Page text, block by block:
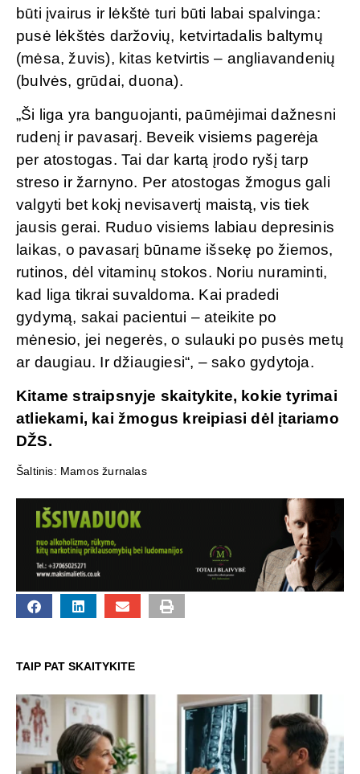
būti įvairus ir lėkštė turi būti labai spalvinga:
pusė lėkštės daržovių, ketvirtadalis baltymų
(mėsa, žuvis), kitas ketvirtis – angliavandenių
(bulvės, grūdai, duona).
„Ši liga yra banguojanti, paūmėjimai dažnesni
rudenį ir pavasarį. Beveik visiems pagerėja
per atostogas. Tai dar kartą įrodo ryšį tarp
streso ir žarnyno. Per atostogas žmogus gali
valgyti bet kokį nevisavertį maistą, vis tiek
jausis gerai. Ruduo visiems labiau depresinis
laikas, o pavasarį būname išsekę po žiemos,
rutinos, dėl vitaminų stokos. Noriu nuraminti,
kad liga tikrai suvaldoma. Kai pradedi
gydymą, sakai pacientui – ateikite po
mėnesio, jei negerės, o sulauki po pusės metų
ar daugiau. Ir džiaugiesi“, – sako gydytoja.
Kitame straipsnyje skaitykite, kokie tyrimai
atliekami, kai žmogus kreipiasi dėl įtariamo
DŽS.
Šaltinis: Mamos žurnalas
TAIP PAT SKAITYKITE